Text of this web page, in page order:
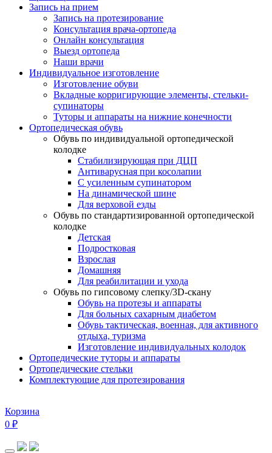
Запись на прием
Запись на протезирование
Консультация врача-ортопеда
Онлайн консультация
Выезд ортопеда
Наши врачи
Индивидуальное изготовление
Изготовление обуви
Вкладные корригирующие элементы, стельки-
супинаторы
Туторы и аппараты на нижние конечности
Ортопедическая обувь
Обувь по индивидуальной ортопедической
колодке
Стабилизирующая при ДЦП
Антиварусная при косолапии
С усиленным супинатором
На динамической шине
Для верховой езды
Обувь по стандартизированной ортопедической
колодке
Детская
Подростковая
Взрослая
Домашняя
Для реабилитации и ухода
Обувь по гипсовому слепку/3D-скану
Обувь на протезы и аппараты
Для больных сахарным диабетом
Обувь тактическая, военная, для активного
отдыха, туризма
Изготовление индивидуальных колодок
Ортопедические туторы и аппараты
Ортопедические стельки
Комплектующие для протезирования
Корзина
0 ₽